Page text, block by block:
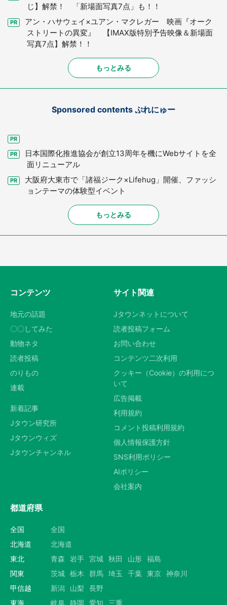
じ】解禁！ 「新場面写真7点」も！！
アン・ハサウェイ×ユアン・マクレガー 映画『オーク
ストリートの異変』 【IMAX版特別予告映像＆新場面
写真7点】解禁！！
もっとみる
Sponsored contents ぷれにゅー
日本国際化推進協会が創立13周年を機にWebサイトを全
面リニューアル
大阪府大東市で「諸福ジーク×Lifehug」開催、ファッシ
ョンテーマの体験型イベント
もっとみる
コンテンツ
地元の話題
〇〇してみた
動物ネタ
読者投稿
のりもの
連載
新着記事
Jタウン研究所
Jタウンウィズ
Jタウンチャンネル
サイト関連
Jタウンネットについて
読者投稿フォーム
お問い合わせ
コンテンツ二次利用
クッキー（Cookie）の利用につ
いて
広告掲載
利用規約
コメント投稿利用規約
個人情報保護方針
SNS利用ポリシー
AIポリシー
会社案内
都道府県
全国
全国
北海道
北海道
東北
青森 岩手 宮城 秋田 山形 福島
関東
茨城 栃木 群馬 埼玉 千葉 東京 神奈川
甲信越
新潟 山梨
長野
東海
岐阜 静岡 愛知 三重